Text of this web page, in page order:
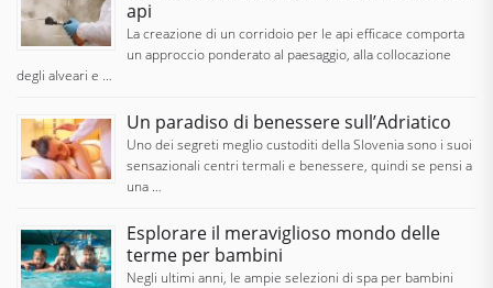
api
La creazione di un corridoio per le api efficace comporta
un approccio ponderato al paesaggio, alla collocazione
degli alveari e …
Un paradiso di benessere sull’Adriatico
Uno dei segreti meglio custoditi della Slovenia sono i suoi
sensazionali centri termali e benessere, quindi se pensi a
una …
Esplorare il meraviglioso mondo delle
terme per bambini
Negli ultimi anni, le ampie selezioni di spa per bambini